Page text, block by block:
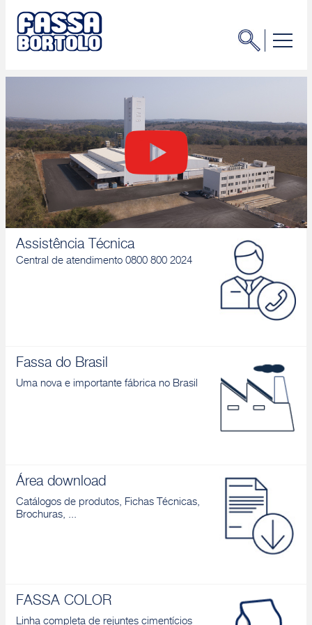
Assistência Técnica
Central de atendimento 0800 800 2024
Fassa do Brasil
Uma nova e importante fábrica no Brasil
Área download
Catálogos de produtos, Fichas Técnicas,
Brochuras, ...
FASSA COLOR
Linha completa de rejuntes cimentícios